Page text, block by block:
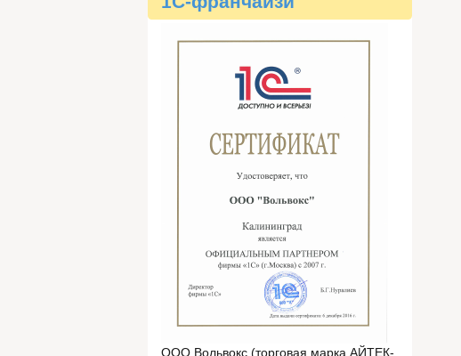
ООО Вольвокс (торговая марка АЙТЕК-